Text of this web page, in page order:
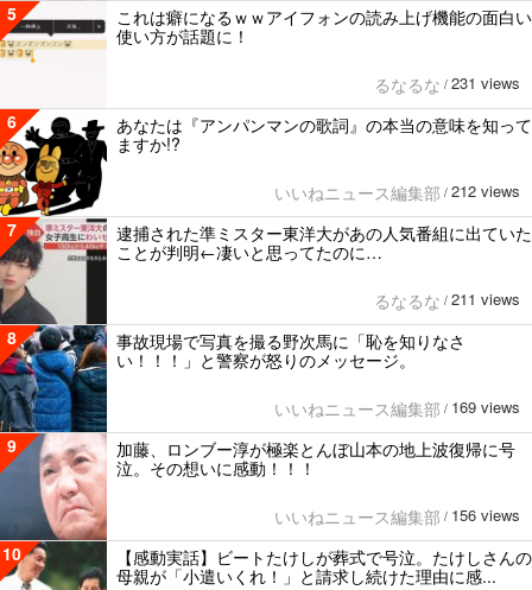
5
これは癖になるｗｗアイフォンの読み上げ機能の面白い
使い方が話題に！
るなるな / 231 views
6
あなたは『アンパンマンの歌詞』の本当の意味を知って
ますか!?
いいねニュース編集部 / 212 views
7
逮捕された準ミスター東洋大があの人気番組に出ていた
ことが判明←凄いと思ってたのに…
るなるな / 211 views
8
事故現場で写真を撮る野次馬に「恥を知りなさ
い！！！」と警察が怒りのメッセージ。
いいねニュース編集部 / 169 views
9
加藤、ロンブー淳が極楽とんぼ山本の地上波復帰に号
泣。その想いに感動！！！
いいねニュース編集部 / 156 views
10
【感動実話】ビートたけしが葬式で号泣。たけしさんの
母親が「小遣いくれ！」と請求し続けた理由に感...